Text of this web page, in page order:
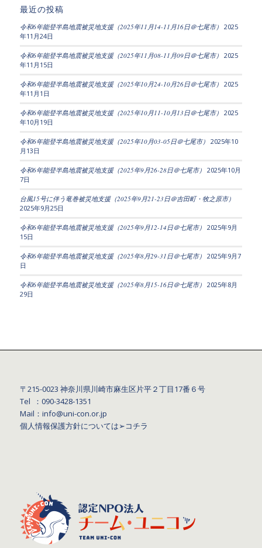
最近の投稿
令和6年能登半島地震被災地支援（2025年11月14-11月16日＠七尾市） 2025
年11月24日
令和6年能登半島地震被災地支援（2025年11月08-11月09日＠七尾市） 2025
年11月15日
令和6年能登半島地震被災地支援（2025年10月24-10月26日＠七尾市） 2025
年11月1日
令和6年能登半島地震被災地支援（2025年10月11-10月13日＠七尾市） 2025
年10月19日
令和6年能登半島地震被災地支援（2025年10月03-05日＠七尾市） 2025年10
月13日
令和6年能登半島地震被災地支援（2025年9月26-28日＠七尾市） 2025年10月
7日
台風15号に伴う竜巻被災地支援（2025年9月21-23日＠吉田町・牧之原市）
2025年9月25日
令和6年能登半島地震被災地支援（2025年9月12-14日＠七尾市） 2025年9月
15日
令和6年能登半島地震被災地支援（2025年8月29-31日＠七尾市） 2025年9月7
日
令和6年能登半島地震被災地支援（2025年8月15-16日＠七尾市） 2025年8月
29日
〒215-0023 神奈川県川崎市麻生区片平２丁目17番６号
Tel ：090-3428‐1351
Mail：info@uni-con.or.jp
個人情報保護方針については➢コチラ